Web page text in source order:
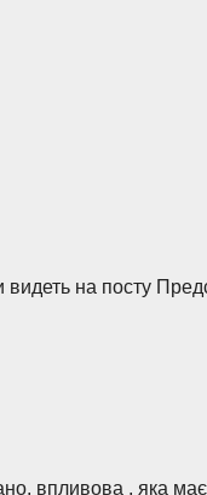
на посту
впливова , яка має